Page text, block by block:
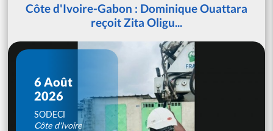
Côte d'Ivoire-Gabon : Dominique Ouattara
reçoit Zita Oligu...
6 Août
2026
SODECI
Côte d'Ivoire